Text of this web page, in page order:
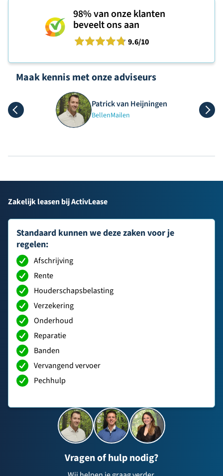
98%van onze klanten
beveelt ons aan
9.6/10
Maak kennis met onze adviseurs
Patrick van Heijningen
BellenMailen
Zakelijk leasen bij ActivLease
Standaard kunnen we deze zaken voor je
regelen:
Afschrijving
Rente
Houderschapsbelasting
Verzekering
Onderhoud
Reparatie
Banden
Vervangend vervoer
Pechhulp
Vragen of hulp nodig?